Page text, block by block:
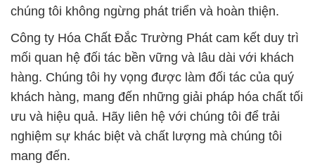
chúng tôi không ngừng phát triển và hoàn thiện.
Công ty Hóa Chất Đắc Trường Phát cam kết duy trì
mối quan hệ đối tác bền vững và lâu dài với khách
hàng. Chúng tôi hy vọng được làm đối tác của quý
khách hàng, mang đến những giải pháp hóa chất tối
ưu và hiệu quả. Hãy liên hệ với chúng tôi để trải
nghiệm sự khác biệt và chất lượng mà chúng tôi
mang đến.